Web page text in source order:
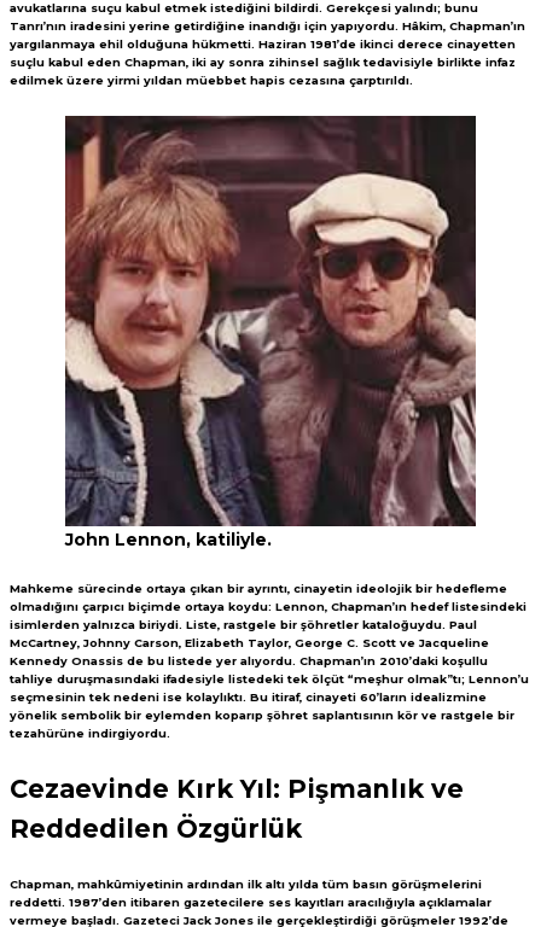
avukatlarına suçu kabul etmek istediğini bildirdi. Gerekçesi yalındı; bunu
Tanrı’nın iradesini yerine getirdiğine inandığı için yapıyordu. Hâkim, Chapman’ın
yargılanmaya ehil olduğuna hükmetti. Haziran 1981’de ikinci derece cinayetten
suçlu kabul eden Chapman, iki ay sonra zihinsel sağlık tedavisiyle birlikte infaz
edilmek üzere yirmi yıldan müebbet hapis cezasına çarptırıldı.
John Lennon, katiliyle.
Mahkeme sürecinde ortaya çıkan bir ayrıntı, cinayetin ideolojik bir hedefleme
olmadığını çarpıcı biçimde ortaya koydu: Lennon, Chapman’ın hedef listesindeki
isimlerden yalnızca biriydi. Liste, rastgele bir şöhretler kataloğuydu. Paul
McCartney, Johnny Carson, Elizabeth Taylor, George C. Scott ve Jacqueline
Kennedy Onassis de bu listede yer alıyordu. Chapman’ın 2010’daki koşullu
tahliye duruşmasındaki ifadesiyle listedeki tek ölçüt “meşhur olmak”tı; Lennon’u
seçmesinin tek nedeni ise kolaylıktı. Bu itiraf, cinayeti 60’ların idealizmine
yönelik sembolik bir eylemden koparıp şöhret saplantısının kör ve rastgele bir
tezahürüne indirgiyordu.
Cezaevinde Kırk Yıl: Pişmanlık ve
Reddedilen Özgürlük
Chapman, mahkûmiyetinin ardından ilk altı yılda tüm basın görüşmelerini
reddetti. 1987’den itibaren gazetecilere ses kayıtları aracılığıyla açıklamalar
vermeye başladı. Gazeteci Jack Jones ile gerçekleştirdiği görüşmeler 1992’de